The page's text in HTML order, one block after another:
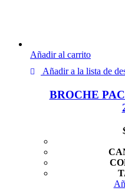
Añadir al carrito
Añadir a la lista de
BROCHE